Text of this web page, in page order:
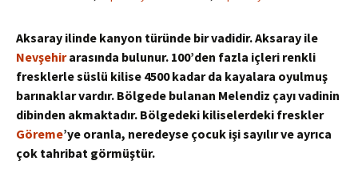
Aksaray ilinde kanyon türünde bir vadidir. Aksaray ile
Nevşehirarasında bulunur. 100’den fazla içleri renkli
fresklerle süslü kilise 4500 kadar da kayalara oyulmuş
barınaklar vardır. Bölgede bulanan Melendiz çayı vadinin
dibinden akmaktadır. Bölgedeki kiliselerdeki freskler
Göreme’ye oranla, neredeyse çocuk işi sayılır ve ayrıca
çok tahribat görmüştür.